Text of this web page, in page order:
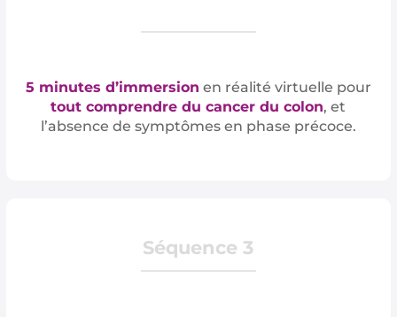
5 minutes d’immersion en réalité virtuelle pour
tout comprendre du cancer du colon, et
l’absence de symptômes en phase précoce.
Séquence 3